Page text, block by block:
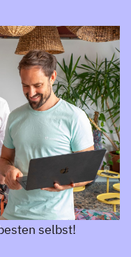
selbst!